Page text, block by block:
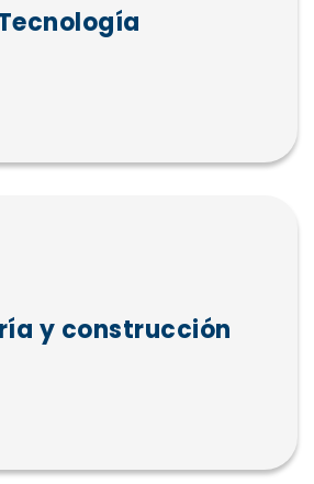
y construcción